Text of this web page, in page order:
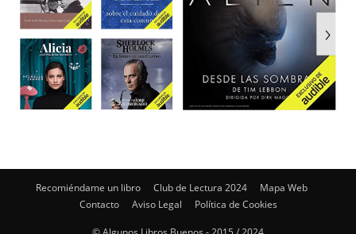
Recomiéndame un libro Club de Lectura 2024
Mapa Web
Contacto
Aviso Legal Política de Cookies